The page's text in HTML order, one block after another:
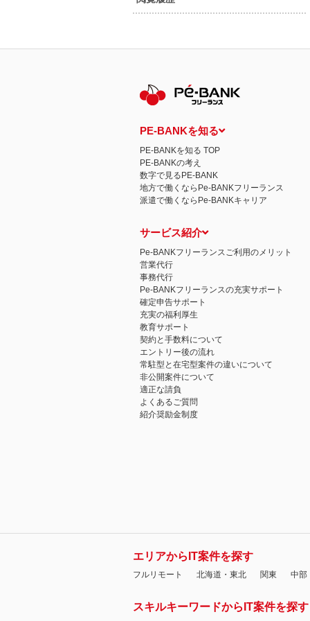
PE-BANKを知る
PE-BANKを知る TOP
PE-BANKの考え
数字で見るPE-BANK
地方で働くならPe-BANKフリーランス
派遣で働くならPe-BANKキャリア
サービス紹介
Pe-BANKフリーランスご利用のメリット
営業代行
事務代行
Pe-BANKフリーランスの充実サポート
確定申告サポート
充実の福利厚生
教育サポート
契約と手数料について
エントリー後の流れ
常駐型と在宅型案件の違いについて
非公開案件について
適正な請負
よくあるご質問
紹介奨励金制度
エリアからIT案件を探す
フルリモート 北海道・東北 関東 中部
スキルキーワードからIT案件を探す